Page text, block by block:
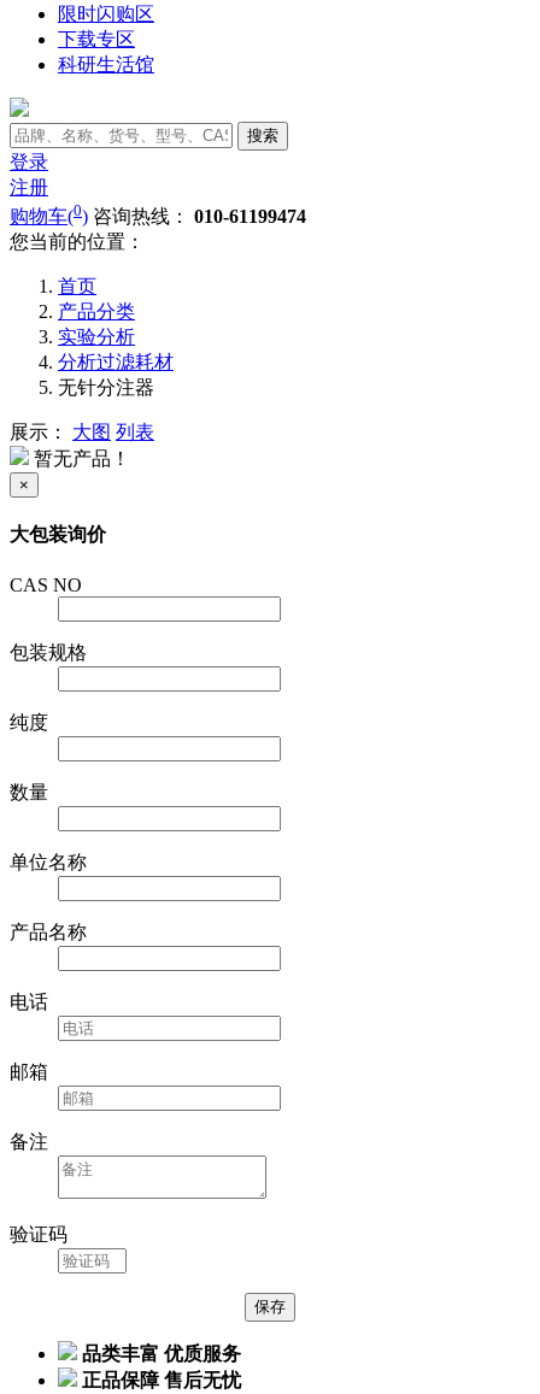
限时闪购区
下载专区
科研生活馆
搜索
登录
注册
购物车(0) 咨询热线： 010-61199474
您当前的位置：
首页
产品分类
实验分析
分析过滤耗材
无针分注器
展示： 大图 列表
暂无产品！
×
大包装询价
CAS NO
包装规格
纯度
数量
单位名称
产品名称
电话
邮箱
备注
验证码
品类丰富 优质服务
正品保障 售后无忧